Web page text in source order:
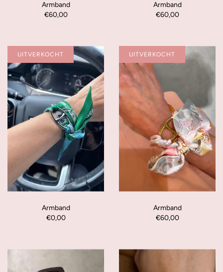
Armband
€60,00
Armband
€60,00
Armband
€0,00
UITVERKOCHT
Armband
€60,00
UITVERKOCHT